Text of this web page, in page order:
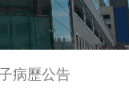
病歷公告